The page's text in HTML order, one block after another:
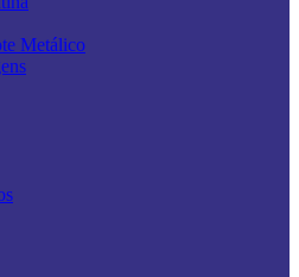
Metálico